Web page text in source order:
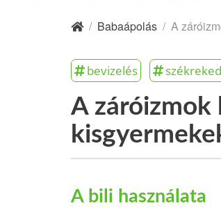
/ Babaápolás / A
bevizelés
A záróizmok
A bili használata